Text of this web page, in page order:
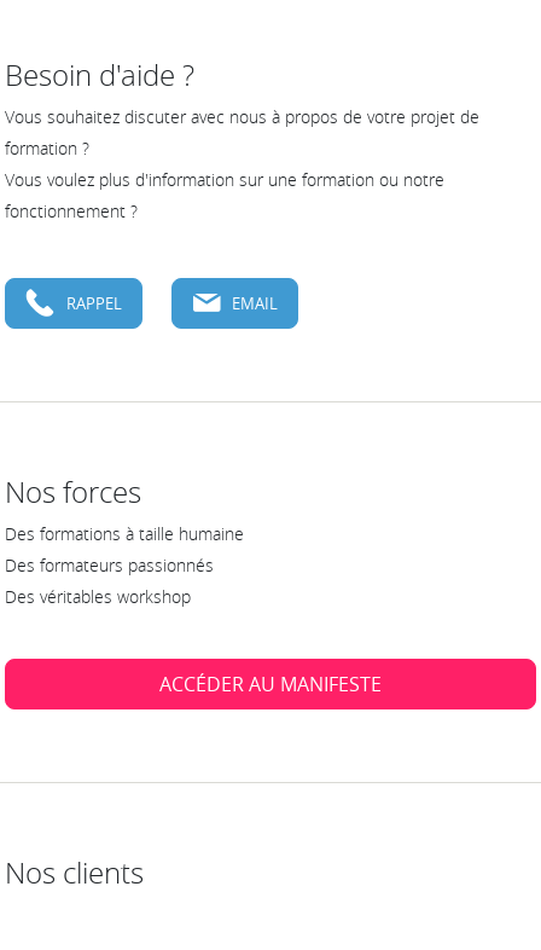
Besoin d'aide ?
Vous souhaitez discuter avec nous à propos de votre projet de
formation ?
Vous voulez plus d'information sur une formation ou notre
fonctionnement ?
RAPPEL EMAIL
Nos forces
Des formations à taille humaine
Des formateurs passionnés
Des véritables workshop
ACCÉDER AU MANIFESTE
Nos clients